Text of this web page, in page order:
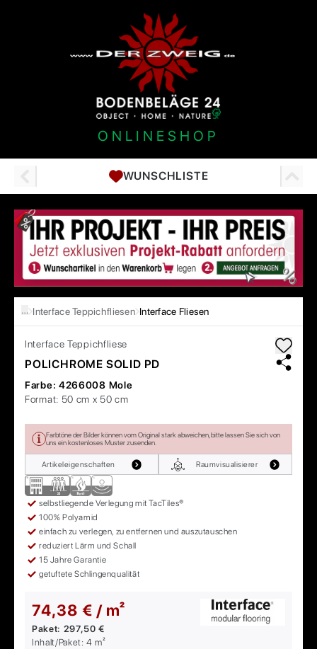
ONLINESHOP
WUNSCHLISTE
… Interface Teppichfliesen Interface Fliesen
Interface Teppichfliese
POLICHROME SOLID PD
Farbe: 4266008 Mole
Format: 50 cm x 50 cm
Farbtöne der Bilder können vom Original stark abweichen, bitte lassen Sie sich von
uns ein kostenloses Muster zusenden.
Artikeleigenschaften Raumvisualisierer
selbstliegende Verlegung mit TacTiles®
100% Polyamid
einfach zu verlegen, zu entfernen und auszutauschen
reduziert Lärm und Schall
15 Jahre Garantie
getuftete Schlingenqualität
74,38 € / m²
Paket: 297,50 €
Inhalt/Paket:4 m²